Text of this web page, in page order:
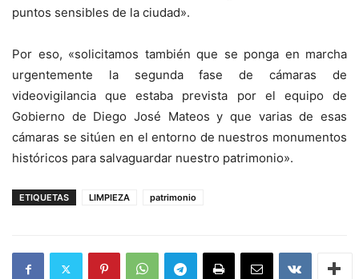
puntos sensibles de la ciudad».
Por eso, «solicitamos también que se ponga en marcha
urgentemente la segunda fase de cámaras de
videovigilancia que estaba prevista por el equipo de
Gobierno de Diego José Mateos y que varias de esas
cámaras se sitúen en el entorno de nuestros monumentos
históricos para salvaguardar nuestro patrimonio».
ETIQUETAS LIMPIEZA patrimonio